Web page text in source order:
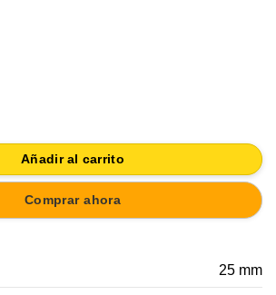
ACABADO LATON MATE
Añadir al carrito
Comprar ahora
25 mm